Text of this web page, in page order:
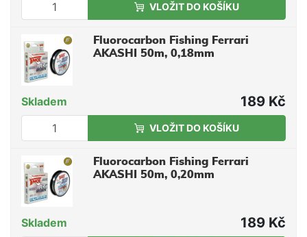
VLOŽIT DO KOŠÍKU
Fluorocarbon Fishing Ferrari
AKASHI 50m, 0,18mm
Skladem 189 Kč
VLOŽIT DO KOŠÍKU
Fluorocarbon Fishing Ferrari
AKASHI 50m, 0,20mm
Skladem 189 Kč